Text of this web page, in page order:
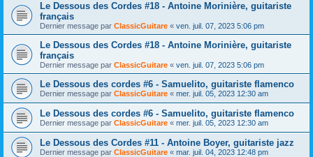
Le Dessous des Cordes #18 - Antoine Morinière, guitariste
français
Dernier message par ClassicGuitare « ven. juil. 07, 2023 5:06 pm
Le Dessous des Cordes #18 - Antoine Morinière, guitariste
français
Dernier message par ClassicGuitare « ven. juil. 07, 2023 5:06 pm
Le Dessous des cordes #6 - Samuelito, guitariste flamenco
Dernier message par ClassicGuitare « mer. juil. 05, 2023 12:30 am
Le Dessous des cordes #6 - Samuelito, guitariste flamenco
Dernier message par ClassicGuitare « mer. juil. 05, 2023 12:30 am
Le Dessous des Cordes #11 - Antoine Boyer, guitariste jazz
Dernier message par ClassicGuitare « mar. juil. 04, 2023 12:48 pm